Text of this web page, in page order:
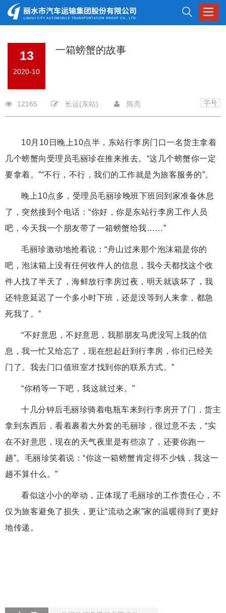
Toggle
一箱螃蟹的故事
13
2020-10
12165 长运(东站) 陈亮 字号
10月10日晚上10点半，东站行李房门口一名货主拿着
几个螃蟹向受理员毛丽珍在推来推去。“这几个螃蟹你一定
要拿着。”“不行，不行，我们的工作就是为旅客服务的”。
晚上10点多，受理员毛丽珍晚班下班回到家准备休息
了，突然接到个电话：“你好，你是东站行李房工作人员
吧，今天我一个朋友带了一箱螃蟹给我……”
毛丽珍激动地抢着说：“舟山过来那个泡沫箱是你的
吧，泡沫箱上没有任何收件人的信息，我今天都找这个收
件人找了半天了，海鲜放行李房过夜，明天就该坏了，我
还特意延迟了一个多小时下班，还是没等到人来拿，都急
死我了。”
“不好意思，不好意思，我那朋友马虎没写上我的信
息，我一忙又给忘了，现在想起赶到行李房，你们已经关
门了。我去门口值班室才找到你的联系方式。”
“你稍等一下吧，我这就过来。”
十几分钟后毛丽珍骑着电瓶车来到行李房开了门，货主
拿到东西后，看着裹着大外套的毛丽珍，很过意不去，“实
在不好意思，现在的天气夜里是有些凉了，还要你跑一
趟”。毛丽珍笑着说：“你这一箱螃蟹肯定得不少钱，我这一
趟不算什么。”
看似这小小的举动，正体现了毛丽珍的工作责任心，不
仅为旅客避免了损失，更让“流动之家”家的温暖得到了更好
地传递。